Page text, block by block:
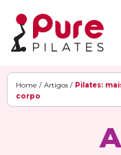
Home / Artigos / Pilates:
corpo